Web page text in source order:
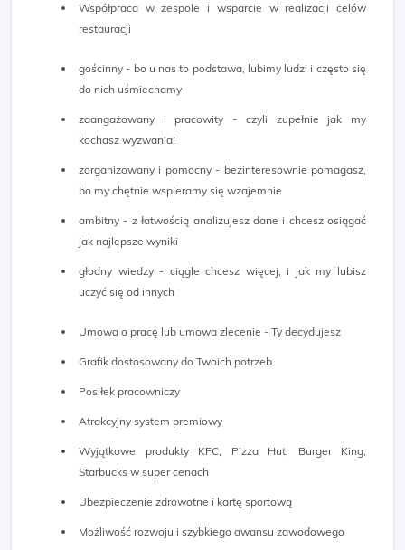
Współpraca w zespole i wsparcie w realizacji celów
restauracji
gościnny - bo u nas to podstawa, lubimy ludzi i często się
do nich uśmiechamy
zaangażowany i pracowity - czyli zupełnie jak my
kochasz wyzwania!
zorganizowany i pomocny - bezinteresownie pomagasz,
bo my chętnie wspieramy się wzajemnie
ambitny - z łatwością analizujesz dane i chcesz osiągać
jak najlepsze wyniki
głodny wiedzy - ciągle chcesz więcej, i jak my lubisz
uczyć się od innych
Umowa o pracę lub umowa zlecenie - Ty decydujesz
Grafik dostosowany do Twoich potrzeb
Posiłek pracowniczy
Atrakcyjny system premiowy
Wyjątkowe produkty KFC, Pizza Hut, Burger King,
Starbucks w super cenach
Ubezpieczenie zdrowotne i kartę sportową
Możliwość rozwoju i szybkiego awansu zawodowego